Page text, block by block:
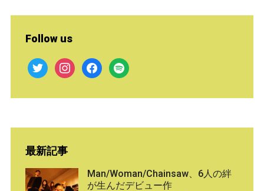
Follow us
twitter instagramfacebook
spotify
最新記事
Man/Woman/Chainsaw、6人の絆
が生んだデビュー作